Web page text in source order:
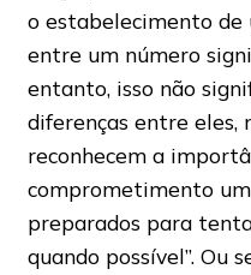
o estabelecimento
entre um número
entanto, isso não
diferenças entre eles,
reconhecem a
comprometimento
preparados para
quando possível”. Ou